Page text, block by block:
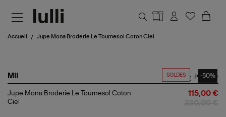
Accueil Jupe Mona Broderie Le Tournesol Coton Ciel
SOLDES -50%
MII
Jupe
Mona
Partager
Jupe Mona Broderie Le Tournesol Coton
Ciel
115,00 €